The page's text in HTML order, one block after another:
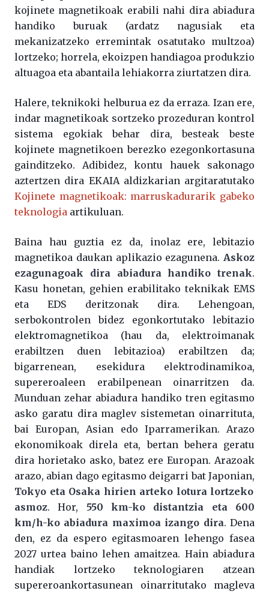
kojinete magnetikoak erabili nahi dira abiadura
handiko buruak (ardatz nagusiak eta
mekanizatzeko erremintak osatutako multzoa)
lortzeko; horrela, ekoizpen handiagoa produkzio
altuagoa eta abantaila lehiakorra ziurtatzen dira.
Halere, teknikoki helburua ez da erraza. Izan ere,
indar magnetikoak sortzeko prozeduran kontrol
sistema egokiak behar dira, besteak beste
kojinete magnetikoen berezko ezegonkortasuna
gainditzeko. Adibidez, kontu hauek sakonago
aztertzen dira EKAIA aldizkarian argitaratutako
Kojinete magnetikoak: marruskadurarik gabeko
teknologia artikuluan.
Baina hau guztia ez da, inolaz ere, lebitazio
magnetikoa daukan aplikazio ezagunena. Askoz
ezagunagoak dira abiadura handiko trenak.
Kasu honetan, gehien erabilitako teknikak EMS
eta EDS deritzonak dira. Lehengoan,
serbokontrolen bidez egonkortutako lebitazio
elektromagnetikoa (hau da, elektroimanak
erabiltzen duen lebitazioa) erabiltzen da;
bigarrenean, esekidura elektrodinamikoa,
supereroaleen erabilpenean oinarritzen da.
Munduan zehar abiadura handiko tren egitasmo
asko garatu dira maglev sistemetan oinarrituta,
bai Europan, Asian edo Iparramerikan. Arazo
ekonomikoak direla eta, bertan behera geratu
dira horietako asko, batez ere Europan. Arazoak
arazo, abian dago egitasmo deigarri bat Japonian,
Tokyo eta Osaka hirien arteko lotura lortzeko
asmoz. Hor, 550 km-ko distantzia eta 600
km/h-ko abiadura maximoa izango dira. Dena
den, ez da espero egitasmoaren lehengo fasea
2027 urtea baino lehen amaitzea. Hain abiadura
handiak lortzeko teknologiaren atzean
supereroankortasunean oinarritutako magleva